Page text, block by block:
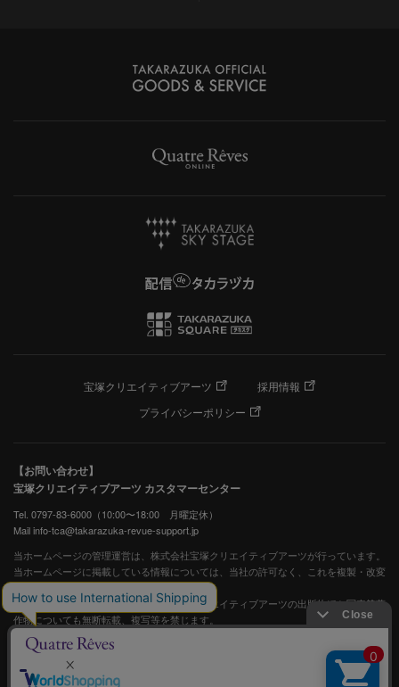
宝塚クリエイティブアーツ
採用情報
プライバシーポリシー
【お問い合わせ】
宝塚クリエイティブアーツ カスタマーセンター
Tel. 0797-83-6000（10:00〜18:00 月曜定休）
Mail info-tca@takarazuka-revue-support.jp
当ホームページの管理運営は、株式会社宝塚クリエイティブアーツが行っています。
当ホームページに掲載している情報については、当社の許可なく、これを複製・改変
することを固く禁止します。
また、阪急電鉄並びに宝塚歌劇団、宝塚クリエイティブアーツの出版物ほか写真等著
作物についても無断転載、複写等を禁じます。
宝塚歌劇公式ホームページ
JASRAC許諾番号：S0507081515